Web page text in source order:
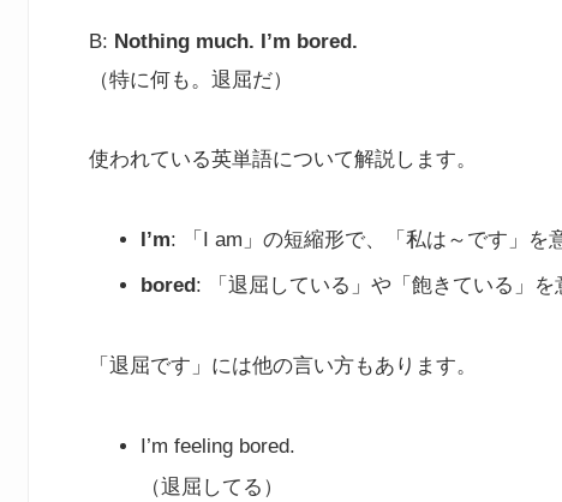
B: Nothing much. I’m bored.
（特に何も。退屈だ）
使われている英単語について解説します。
I’m: 「I am」の短縮形で、「私は～です」を
bored: 「退屈している」や「飽きている」を
「退屈です」には他の言い方もあります。
I’m feeling bored.
（退屈してる）